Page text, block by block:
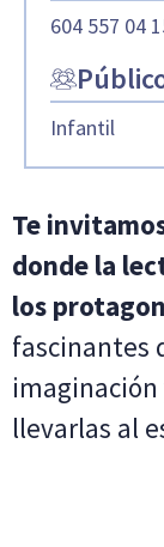
604 557 04
Infantil
Te
donde la
los
fascinantes
imaginación
llevarlas al